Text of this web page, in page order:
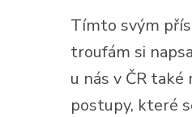
Tímto svým
troufám si
u nás v ČR
postupy, které